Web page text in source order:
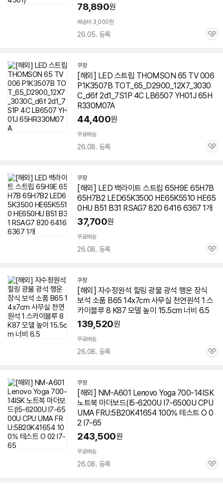
78,890원
배송비 3,000원
26.05. 등록
관
쿠팡
[해외] LED 스트립 THOMSON 65 TV 006
P1K3507B TOT_65_D2900_12X7_3030
C_d6f 2d1_7S1P 4C LB6507 YH01J 65H
R330M07A
44,400원
무료배송
26.08. 등록
관
쿠팡
[해외] LED 백라이트 스트립 65H9E 65H7B
65H7B2 LED65K3500 HE65K5510 HE65
0HU B51 B31 RSAG7 820 6416 6367 1개
37,700원
무료배송
26.08. 등록
관
쿠팡
[해외] 자수정원석 힐링 광물 광석 행운 장식
보석 소품 B65 14x7cm 사무실 천연원석 1 스
카이블루 8 K87 모델 높이 15.5cm 너비 6.5
139,520원
무료배송
26.08. 등록
관
쿠팡
[해외] NM-A601 Lenovo Yoga 700-14ISK
노트북 마더보드(I5-6200U I7-6500U CPU
UMA FRU:5B20K41654 100% 테스트 O 0
2 I7-65
243,500원
무료배송
26.08. 등록
관